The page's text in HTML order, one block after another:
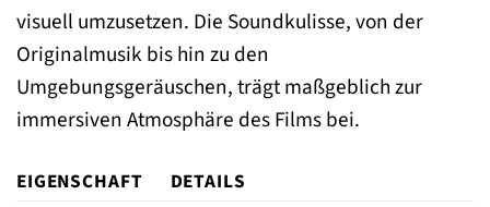
visuell umzusetzen. Die Soundkulisse, von der
Originalmusik bis hin zu den
Umgebungsgeräuschen, trägt maßgeblich zur
immersiven Atmosphäre des Films bei.
EIGENSCHAFT
DETAILS